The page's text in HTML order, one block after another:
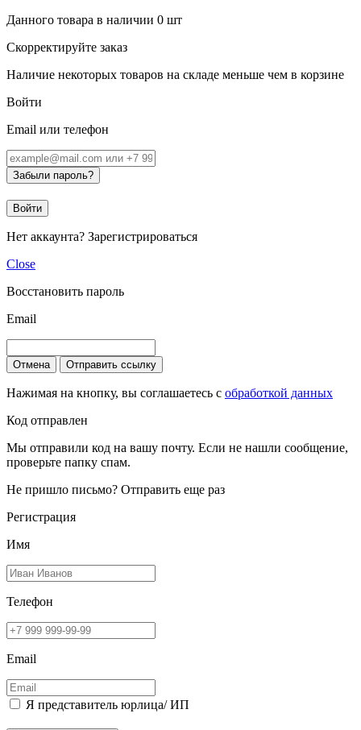
Данного товара в наличии 0 шт
Скорректируйте заказ
Наличие некоторых товаров на складе меньше чем в корзине
Войти
Email или телефон
Забыли пароль?
Войти
Нет аккаунта? Зарегистрироваться
Close
Восстановить пароль
Email
Отмена Отправить ссылку
Нажимая на кнопку, вы соглашаетесь с обработкой данных
Код отправлен
Мы отправили код на вашу почту. Если не нашли сообщение,
проверьте папку спам.
Не пришло письмо? Отправить еще раз
Регистрация
Имя
Телефон
Email
Я представитель юрлица/ ИП